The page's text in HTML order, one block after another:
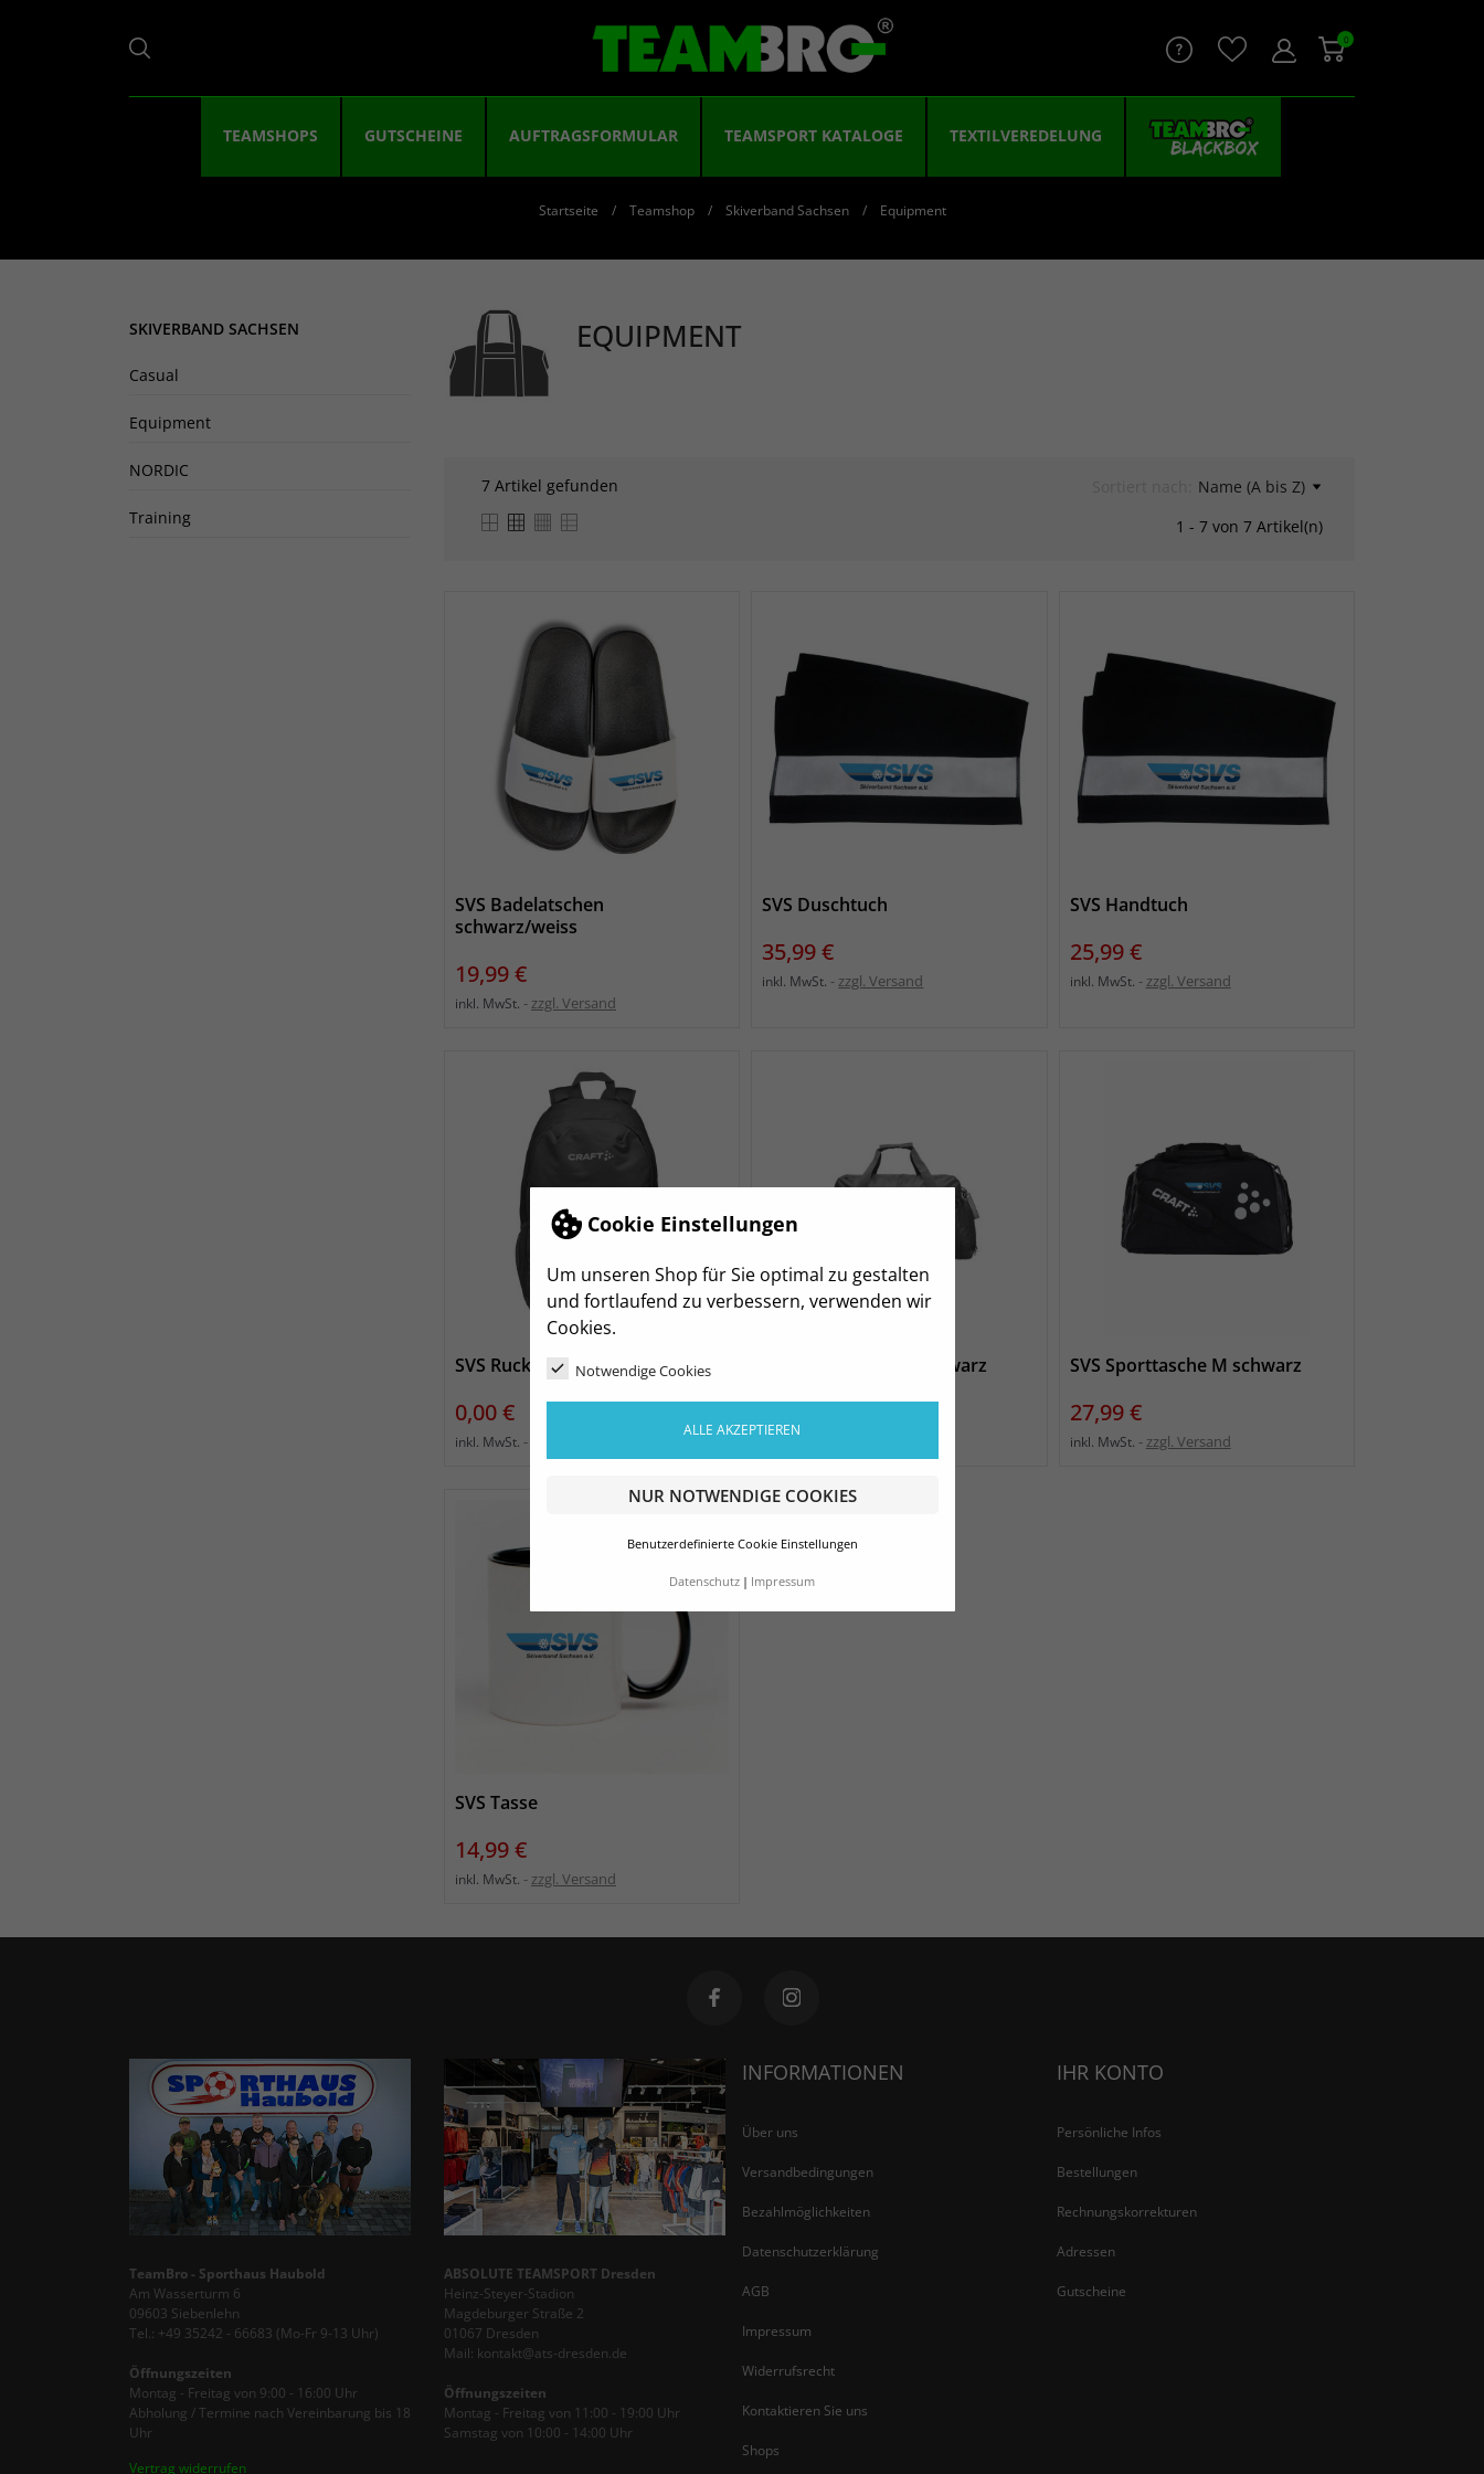
Cookie Einstellungen
Um unseren Shop für Sie optimal zu gestalten
und fortlaufend zu verbessern, verwenden wir
Cookies.
Notwendige Cookies
ALLE AKZEPTIEREN
NUR NOTWENDIGE COOKIES
Benutzerdefinierte Cookie Einstellungen
Datenschutz Impressum
0
TEAMSHOPS GUTSCHEINE AUFTRAGSFORMULAR TEAMSPORT KATALOGE TEXTILVEREDELUNG
Startseite Teamshop Skiverband Sachsen Equipment
SKIVERBAND SACHSEN
Casual
Equipment
NORDIC
Training
EQUIPMENT
7 Artikel gefunden
Name (A bis Z)
1 - 7 von 7 Artikel(n)
SVS Badelatschen
schwarz/weiss
Preis
19,99 €
inkl. MwSt. zzgl. Versand
SVS Duschtuch
Preis
35,99 €
inkl. MwSt. zzgl. Versand
SVS Handtuch
Preis
25,99 €
inkl. MwSt. zzgl. Versand
SVS Rucksack schwarz
Preis
0,00 €
inkl. MwSt.
SVS Sporttasche L schwarz
Preis
34,99 €
SVS Sporttasche M schwarz
Preis
27,99 €
inkl. MwSt. zzgl. Versand
SVS Tasse
Preis
14,99 €
inkl. MwSt. zzgl. Versand
TeamBro - Sporthaus Haubold
Am Wasserturm 6
09603 Siebenlehn
Tel.: +49 35242 - 66683 (Mo-Fr 9-13 Uhr)
Öffnungszeiten
Montag - Freitag von 9:00 - 16:00 Uhr
Abholung / Termine nach Vereinbarung bis 18
Uhr
Vertrag widerrufen
ABSOLUTE TEAMSPORT Dresden
Heinz-Steyer-Stadion
Magdeburger Straße 2
01067 Dresden
Mail: kontakt@ats-dresden.de
Öffnungszeiten
Montag - Freitag von 11:00 - 19:00 Uhr
Samstag von 10:00 - 14:00 Uhr
INFORMATIONEN
Über uns
Versandbedingungen
Bezahlmöglichkeiten
Datenschutzerklärung
AGB
Impressum
Widerrufsrecht
Kontaktieren Sie uns
Shops
IHR KONTO
Persönliche Infos
Bestellungen
Rechnungskorrekturen
Adressen
Gutscheine